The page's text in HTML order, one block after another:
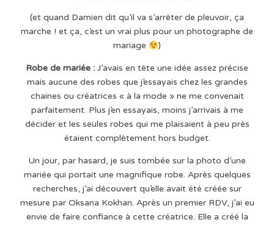
(et quand Damien dit qu’il va s’arrêter de pleuvoir, ça
marche ! et ça, c’est un vrai plus pour un photographe de
mariage
)
Robe de mariée : J’avais en tête une idée assez précise
mais aucune des robes que j’essayais chez les grandes
chaines ou créatrices « à la mode » ne me convenait
parfaitement. Plus j’en essayais, moins j’arrivais à me
décider et les seules robes qui me plaisaient à peu près
étaient complètement hors budget.
Un jour, par hasard, je suis tombée sur la photo d’une
mariée qui portait une magnifique robe. Après quelques
recherches, j’ai découvert qu’elle avait été créée sur
mesure par Oksana Kokhan. Après un premier RDV, j’ai eu
envie de faire confiance à cette créatrice. Elle a créé la